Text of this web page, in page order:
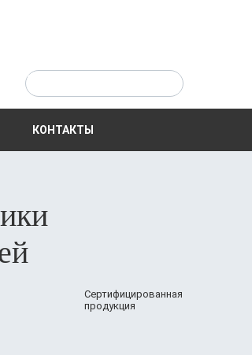
КОНТАКТЫ
Сертифицированная
продукция